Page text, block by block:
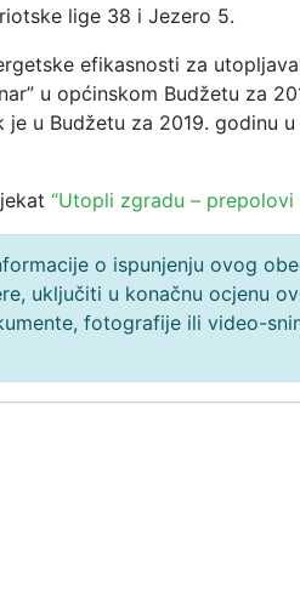
lige 38 i Jezero 5.
efikasnosti za
u općinskom Budžetu za
u Budžetu za 2019. godinu
“Utopli zgradu – prepolovi
o ispunjenju ovog
uključiti u konačnu ocjenu
fotografije ili video-